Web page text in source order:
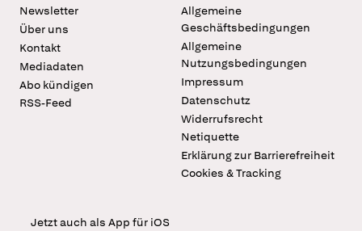
Newsletter
Über uns
Kontakt
Mediadaten
Abo kündigen
RSS-Feed
Allgemeine
Geschäftsbedingungen
Allgemeine
Nutzungsbedingungen
Impressum
Datenschutz
Widerrufsrecht
Netiquette
Erklärung zur Barrierefreiheit
Cookies & Tracking
Jetzt auch als App für iOS